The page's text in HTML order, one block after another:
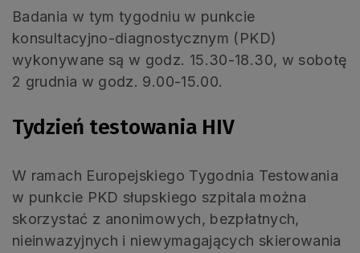
Badania w tym tygodniu w punkcie
konsultacyjno-diagnostycznym (PKD)
wykonywane są w godz. 15.30-18.30, w sobotę
2 grudnia w godz. 9.00-15.00.
Tydzień testowania HIV
W ramach Europejskiego Tygodnia Testowania
w punkcie PKD słupskiego szpitala można
skorzystać z anonimowych, bezpłatnych,
nieinwazyjnych i niewymagających skierowania